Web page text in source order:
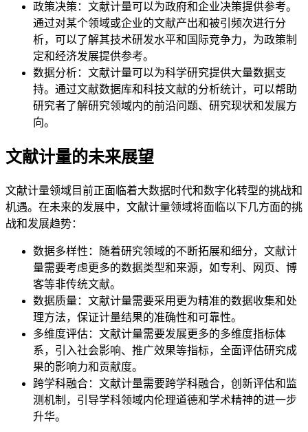
政策决策：文献计量可以为政府和企业决策提供参考。
通过对某个领域或企业的文献产出和被引频次进行分
析，可以了解其技术研发水平和国际竞争力，为政策制
定和经济发展提供参考。
数据分析：文献计量可以为科学研究提供大量数据支
持。通过文献数据库和科技文献的分析统计，可以帮助
研究者了解研究领域内的前沿问题、研究现状和发展方
向。
文献计量的未来展望
文献计量领域目前正面临着大数据时代和数字化转型的挑战和
机遇。在未来的发展中，文献计量领域将面临以下几方面的挑
战和发展趋势：
数据多样性：随着研究领域的不断拓展和细分，文献计
量需要考虑更多的数据类型和来源，如专利、网页、博
客等非传统文献。
数据质量：文献计量需要采用更为精准的数据收集和处
理方法，保证计量结果的准确性和可靠性。
多维度评估：文献计量需要发展更多的多维度指标体
系，引入社会影响、推广效果等指标，全面评估研究成
果的影响力和贡献度。
跨学科融合：文献计量需要跨学科融合，创新评估和监
测机制，引导学科领域内伦理道德和学术精神的进一步
升华。